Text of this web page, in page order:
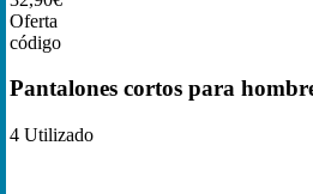
Oferta
código
Pantalones cortos para
4 Utilizado